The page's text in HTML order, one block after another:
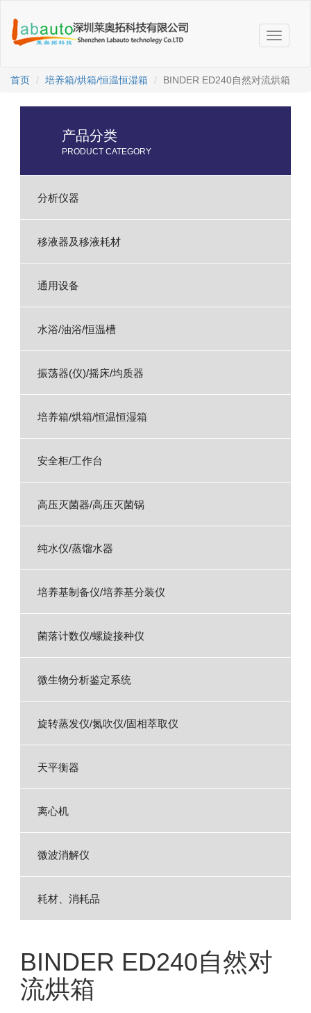
切
换
航
首页 培养箱/烘箱/恒温恒湿箱 BINDER ED240自然对流烘箱
产品分类
PRODUCT CATEGORY
分析仪器
移液器及移液耗材
通用设备
水浴/油浴/恒温槽
振荡器(仪)/摇床/均质器
培养箱/烘箱/恒温恒湿箱
安全柜/工作台
高压灭菌器/高压灭菌锅
纯水仪/蒸馏水器
培养基制备仪/培养基分装仪
菌落计数仪/螺旋接种仪
微生物分析鉴定系统
旋转蒸发仪/氮吹仪/固相萃取仪
天平衡器
离心机
微波消解仪
耗材、消耗品
BINDER ED240自然对
流烘箱